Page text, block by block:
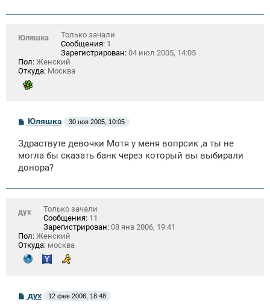
Юляшка
Только зачали
Сообщения: 1
Зарегистрирован: 04 июл 2005, 14:05
Пол: Женский
Откуда: Москва
С
б
щ
н
е
Юляшка 30 ноя 2005, 10:05
Здраствуте девочки Мотя у меня вопрсик ,а ты не
могла бы сказать банк через который вы выбирали
донора?
дух
Только зачали
Сообщения: 11
Зарегистрирован: 08 янв 2006, 19:41
Пол: Женский
Откуда: москва
С
дух 12 фев 2006, 18:48